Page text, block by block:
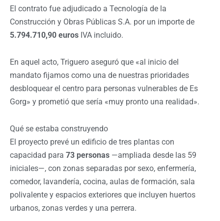
El contrato fue adjudicado a Tecnología de la
Construcción y Obras Públicas S.A. por un importe de
5.794.710,90 euros IVA incluido.
En aquel acto, Triguero aseguró que «al inicio del
mandato fijamos como una de nuestras prioridades
desbloquear el centro para personas vulnerables de Es
Gorg» y prometió que sería «muy pronto una realidad».
Qué se estaba construyendo
El proyecto prevé un edificio de tres plantas con
capacidad para 73 personas —ampliada desde las 59
iniciales—, con zonas separadas por sexo, enfermería,
comedor, lavandería, cocina, aulas de formación, sala
polivalente y espacios exteriores que incluyen huertos
urbanos, zonas verdes y una perrera.